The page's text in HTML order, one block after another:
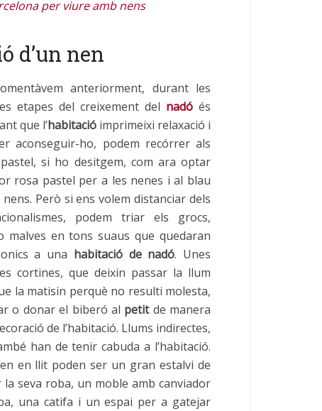
per viure amb nens
d’un nen
anteriorment, durant les
etapes del creixement del nadó és
que l’habitació imprimeixi relaxació i
aconseguir-ho, podem recórrer als
si ho desitgem, com ara optar
rosa pastel per a les nenes i al blau
Però si ens volem distanciar dels
podem triar els grocs,
malves en tons suaus que quedaran
a una habitació de nadó. Unes
cortines, que deixin passar la llum
la matisin perquè no resulti molesta,
o donar el biberó al petitde manera
de l’habitació. Llums indirectes,
han de tenir cabuda a l’habitació.
en llit poden ser un gran estalvi de
seva roba, un moble amb canviador
una catifa i un espai per a gatejar